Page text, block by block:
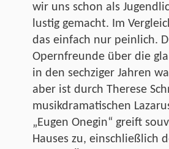
wir uns schon als
lustig gemacht. Im
das einfach nur peinlich.
Opernfreunde über die
in den sechziger Jahren
aber ist durch Therese
musikdramatischen
„Eugen Onegin“ greift
Hauses zu, einschließlich